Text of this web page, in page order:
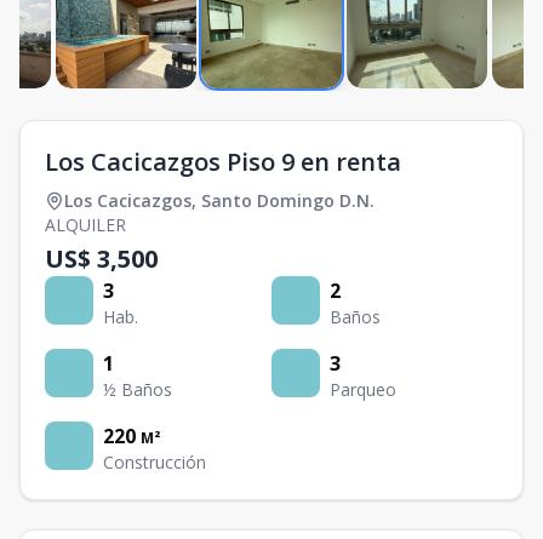
Los Cacicazgos Piso 9 en renta
Los Cacicazgos, Santo Domingo D.N.
ALQUILER
US$ 3,500
3
Hab.
2
Baños
1
½ Baños
3
Parqueo
220 M²
Construcción